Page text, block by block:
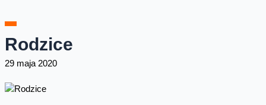
Rodzice
29 maja 2020